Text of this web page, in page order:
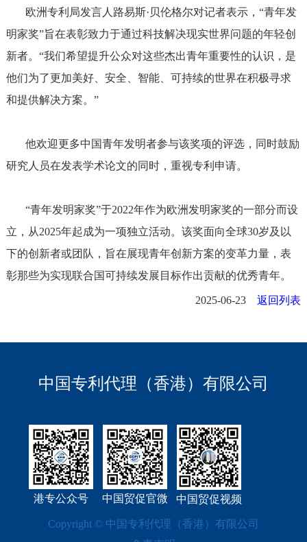
欧洲专利局发言人路易斯·贝伦格尔对记者表示，“青年发
明家奖”旨在表彰致力于通过科技解决现实世界问题的年轻创
新者。“我们希望提升公众对这些杰出青年重要性的认识，是
他们为了更加美好、安全、智能、可持续的世界在积极寻求
和提供解决方案。”
他欢迎更多中国青年发明者参与该奖项的评选，同时鼓励
研究人员在发表学术论文的同时，重视专利申请。
“青年发明家奖”于2022年作为欧洲发明家奖的一部分而设
立，从2025年起成为一项独立活动。该奖面向全球30岁及以
下的创新者或团队，旨在展现青年创新方案的变革力量，表
彰那些为实现联合国可持续发展目标作出贡献的优秀青年。
2025-06-23返回列表
中国专利代理（香港）有限公司
港专公众号 中国贸促官微 中国贸促视频
Copyright © 中国专利代理（香港）有限公司